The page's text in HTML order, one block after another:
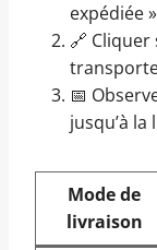
expédiée
🔗
📅
jusqu’à la
Mode de
livraison